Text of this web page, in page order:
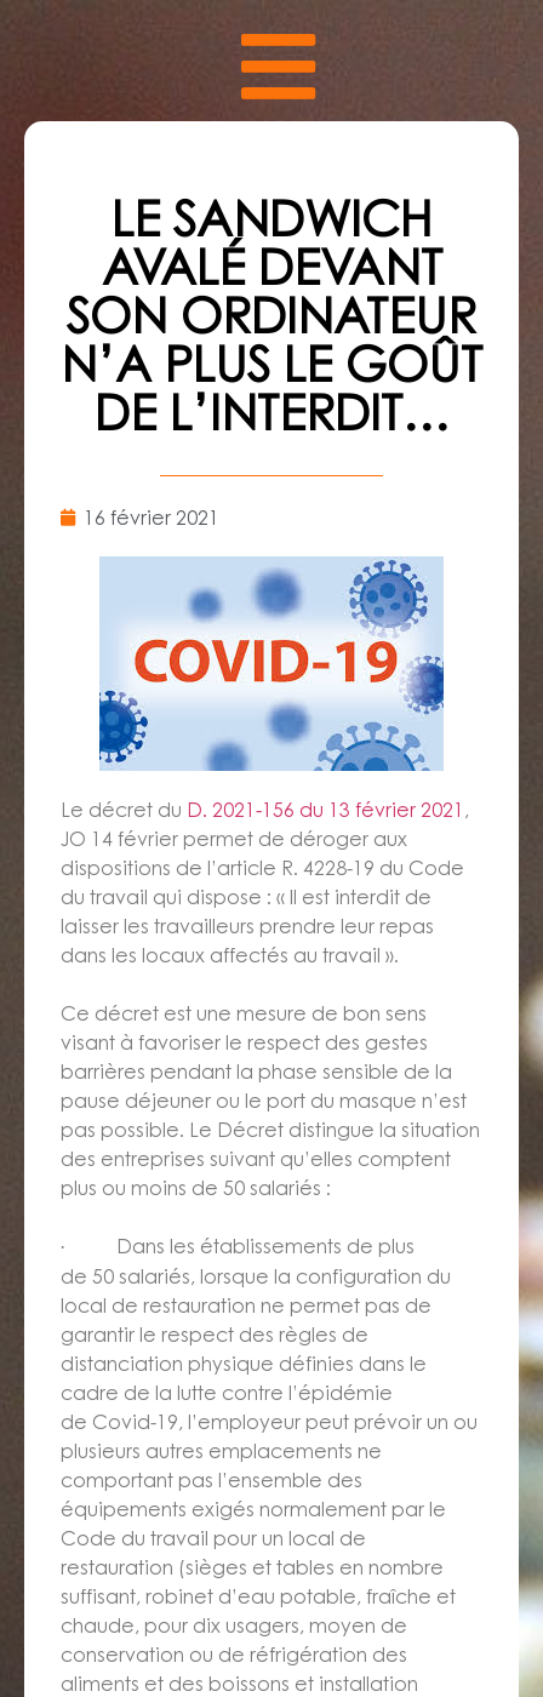
LE SANDWICH
AVALÉ DEVANT
SON ORDINATEUR
N’A PLUS LE GOÛT
DE L’INTERDIT…
16 février 2021
Le décret du D. 2021-156 du 13 février 2021 ,
JO 14 février permet de déroger aux
dispositions de l’article R. 4228-19 du Code
du travail qui dispose : « Il est interdit de
laisser les travailleurs prendre leur repas
dans les locaux affectés au travail ».
Ce décret est une mesure de bon sens
visant à favoriser le respect des gestes
barrières pendant la phase sensible de la
pause déjeuner ou le port du masque n’est
pas possible. Le Décret distingue la situation
des entreprises suivant qu’elles comptent
plus ou moins de 50 salariés :
·
Dans les établissements de plus
de 50 salariés, lorsque la configuration du
local de restauration ne permet pas de
garantir le respect des règles de
distanciation physique définies dans le
cadre de la lutte contre l’épidémie
de Covid-19, l’employeur peut prévoir un ou
plusieurs autres emplacements ne
comportant pas l’ensemble des
équipements exigés normalement par le
Code du travail pour un local de
restauration (sièges et tables en nombre
suffisant, robinet d’eau potable, fraîche et
chaude, pour dix usagers, moyen de
conservation ou de réfrigération des
aliments et des boissons et installation